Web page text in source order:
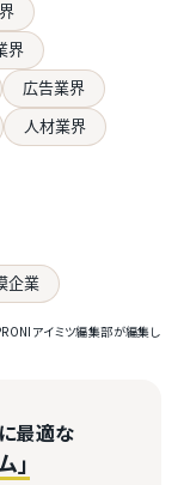
界
広告業界
人材業界
企業
アイミツ編集部が編集し
最適な
」